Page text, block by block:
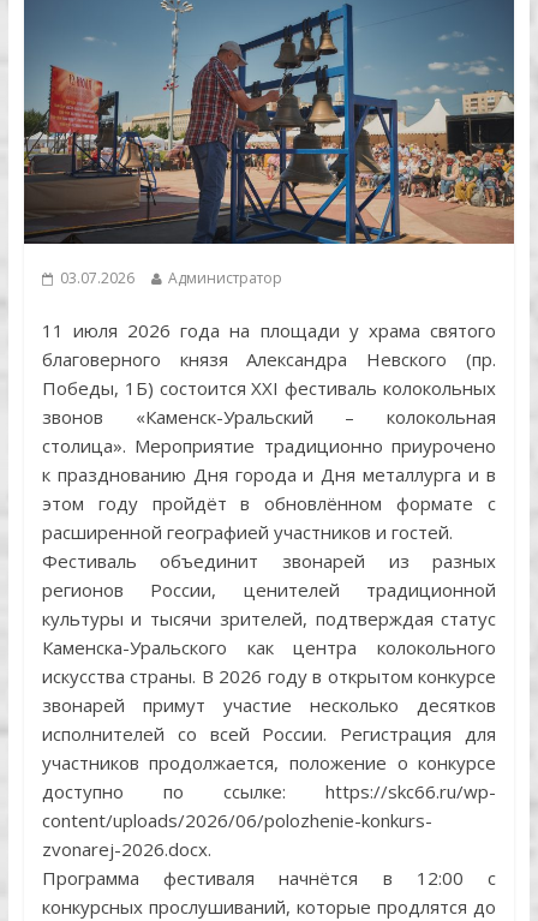
03.07.2026 Администратор
11 июля 2026 года на площади у храма святого
благоверного князя Александра Невского (пр.
Победы, 1Б) состоится XXI фестиваль колокольных
звонов «Каменск-Уральский – колокольная
столица». Мероприятие традиционно приурочено
к празднованию Дня города и Дня металлурга и в
этом году пройдёт в обновлённом формате с
расширенной географией участников и гостей.
Фестиваль объединит звонарей из разных
регионов России, ценителей традиционной
культуры и тысячи зрителей, подтверждая статус
Каменска-Уральского как центра колокольного
искусства страны. В 2026 году в открытом конкурсе
звонарей примут участие несколько десятков
исполнителей со всей России. Регистрация для
участников продолжается, положение о конкурсе
доступно по ссылке: https://skc66.ru/wp-
content/uploads/2026/06/polozhenie-konkurs-
zvonarej-2026.docx.
Программа фестиваля начнётся в 12:00 с
конкурсных прослушиваний, которые продлятся до